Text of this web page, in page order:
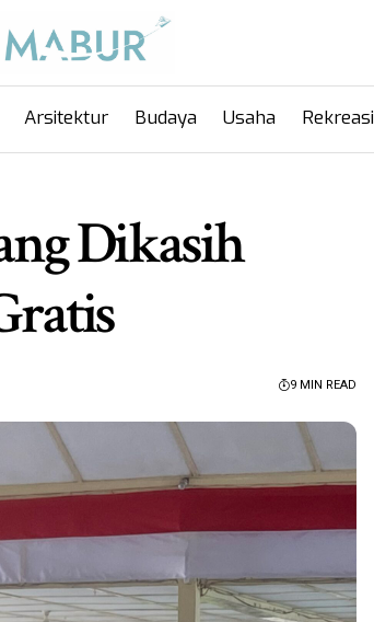
Arsitektur Budaya Usaha Rekreasi
Dikasih
9 MIN READ